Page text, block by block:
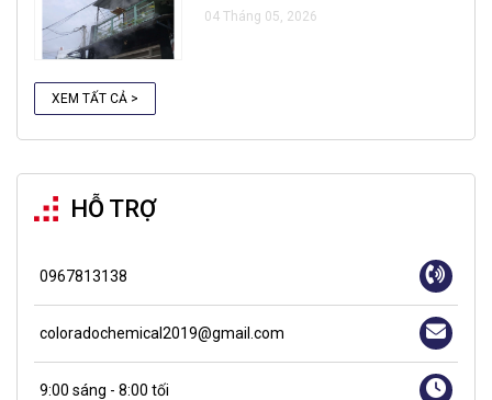
04 Tháng 05, 2026
XEM TẤT CẢ >
HỖ TRỢ
0967813138
coloradochemical2019@gmail.com
9:00 sáng - 8:00 tối